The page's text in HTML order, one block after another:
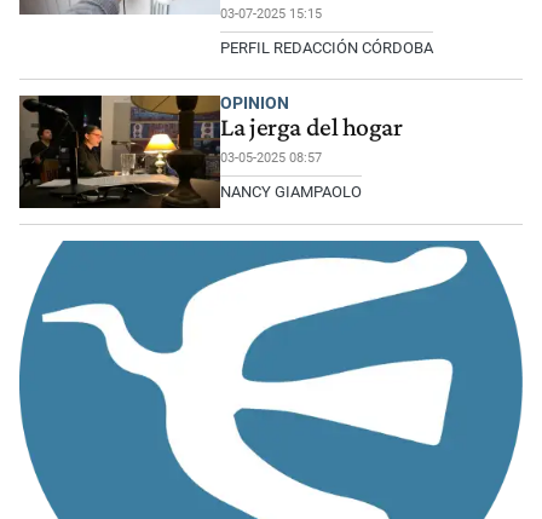
03-07-2025 15:15
PERFIL REDACCIÓN CÓRDOBA
OPINION
La jerga del hogar
03-05-2025 08:57
NANCY GIAMPAOLO